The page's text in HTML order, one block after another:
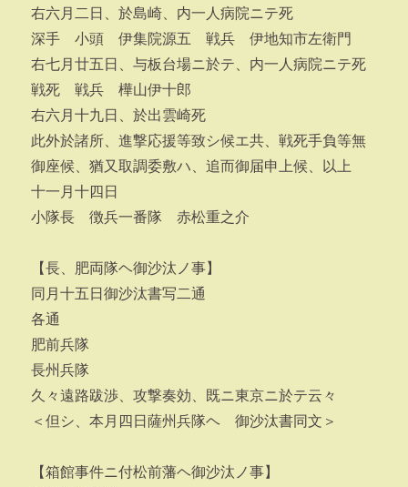
右六月二日、於島崎、内一人病院ニテ死
深手 小頭 伊集院源五 戦兵 伊地知市左衛門
右七月廿五日、与板台場ニ於テ、内一人病院ニテ死
戦死 戦兵 樺山伊十郎
右六月十九日、於出雲崎死
此外於諸所、進撃応援等致シ候エ共、戦死手負等無
御座候、猶又取調委敷ハ、追而御届申上候、以上
十一月十四日
小隊長 徴兵一番隊 赤松重之介
【長、肥両隊ヘ御沙汰ノ事】
同月十五日御沙汰書写二通
各通
肥前兵隊
長州兵隊
久々遠路跋渉、攻撃奏効、既ニ東京ニ於テ云々
＜但シ、本月四日薩州兵隊ヘ 御沙汰書同文＞
【箱館事件ニ付松前藩ヘ御沙汰ノ事】